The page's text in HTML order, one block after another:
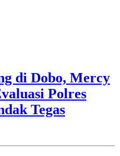
di Dobo, Mercy
Polres
Tegas